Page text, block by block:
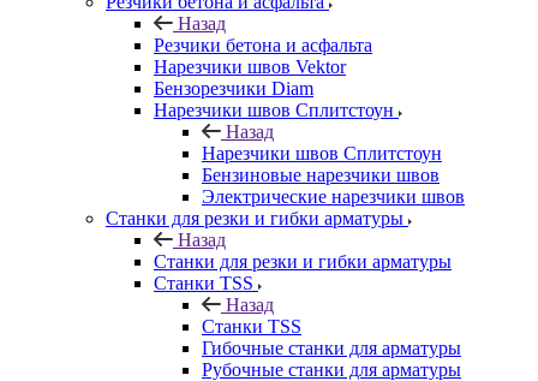
Назад
Резчики бетона и асфальта
Нарезчики швов Vektor
Бензорезчики Diam
Нарезчики швов Сплитстоун
Назад
Нарезчики швов Сплитстоун
Бензиновые нарезчики швов
Электрические нарезчики швов
Станки для резки и гибки арматуры
Назад
Станки для резки и гибки арматуры
Станки TSS
Назад
Станки TSS
Гибочные станки для арматуры
Рубочные станки для арматуры